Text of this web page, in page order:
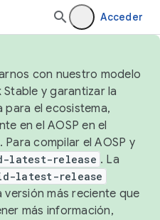
Acceder
con nuestro modelo
y garantizar la
el ecosistema,
en el AOSP en el
compilar el AOSP y
latest-release . La
latest-release
más reciente que
más información,